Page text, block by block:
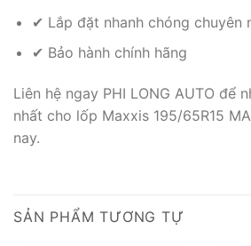
✔ Lắp đặt nhanh chóng chuyên
✔ Bảo hành chính hãng
Liên hệ ngay PHI LONG AUTO để
nhất cho lốp Maxxis 195/65R15
nay.
SẢN PHẨM TƯƠNG TỰ